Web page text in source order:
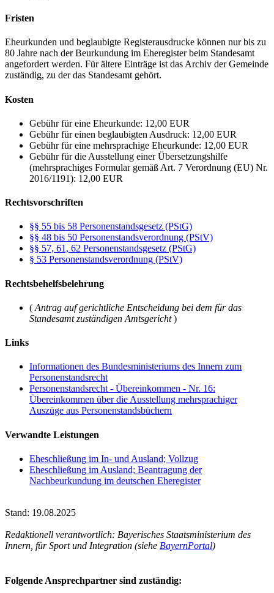
Fristen
Eheurkunden und beglaubigte Registerausdrucke können nur bis zu
80 Jahre nach der Beurkundung im Eheregister beim Standesamt
angefordert werden. Für ältere Einträge ist das Archiv der Gemeinde
zuständig, zu der das Standesamt gehört.
Kosten
Gebühr für eine Eheurkunde: 12,00 EUR
Gebühr für einen beglaubigten Ausdruck: 12,00 EUR
Gebühr für eine mehrsprachige Eheurkunde: 12,00 EUR
Gebühr für die Ausstellung einer Übersetzungshilfe
(mehrsprachiges Formular gemäß Art. 7 Verordnung (EU) Nr.
2016/1191): 12,00 EUR
Rechtsvorschriften
§§ 55 bis 58 Personenstandsgesetz (PStG)
§§ 48 bis 50 Personenstandsverordnung (PStV)
§§ 57, 61, 62 Personenstandsgesetz (PStG)
§ 53 Personenstandsverordnung (PStV)
Rechtsbehelfsbelehrung
( Antrag auf gerichtliche Entscheidung bei dem für das
Standesamt zuständigen Amtsgericht)
Links
Informationen des Bundesministeriums des Innern zum
Personenstandsrecht
Personenstandsrecht - Übereinkommen - Nr. 16:
Übereinkommen über die Ausstellung mehrsprachiger
Auszüge aus Personenstandsbüchern
Verwandte Leistungen
Eheschließung im In- und Ausland; Vollzug
Eheschließung im Ausland; Beantragung der
Nachbeurkundung im deutschen Eheregister
Stand: 19.08.2025
Redaktionell verantwortlich: Bayerisches Staatsministerium des
Innern, für Sport und Integration (siehe BayernPortal)
Folgende Ansprechpartner sind zuständig: